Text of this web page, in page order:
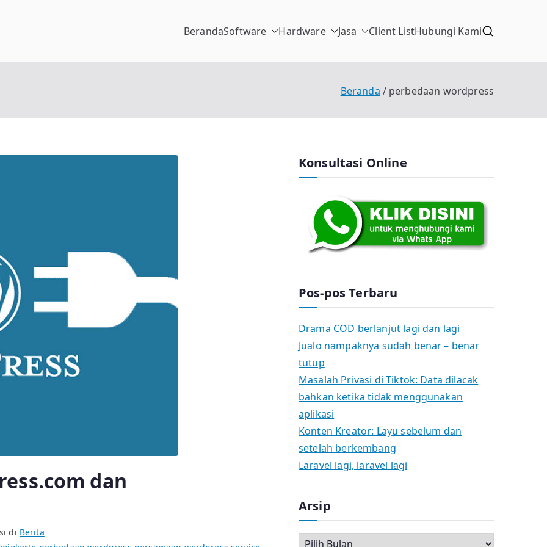
BerandaSoftware Hardware Jasa Client ListHubungi Kami
Beranda perbedaan wordpress
dan
di Berita
Konsultasi Online
Pos-pos Terbaru
Drama COD berlanjut lagi dan lagi
Jualo nampaknya sudah benar – benar
tutup
Masalah Privasi di Tiktok: Data dilacak
bahkan ketika tidak menggunakan
aplikasi
Konten Kreator: Layu sebelum dan
setelah berkembang
Laravel lagi, laravel lagi
Arsip